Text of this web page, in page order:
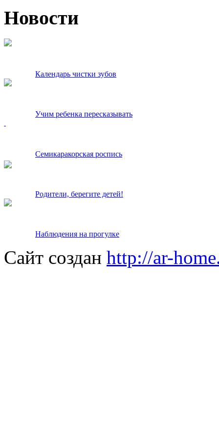
Новости
Календарь чистки зубов
Учим ребенка пересказывать
Семикаракорская роспись
Родители, берегите детей!
Наблюдения на прогулке
Сайт создан http://ar-